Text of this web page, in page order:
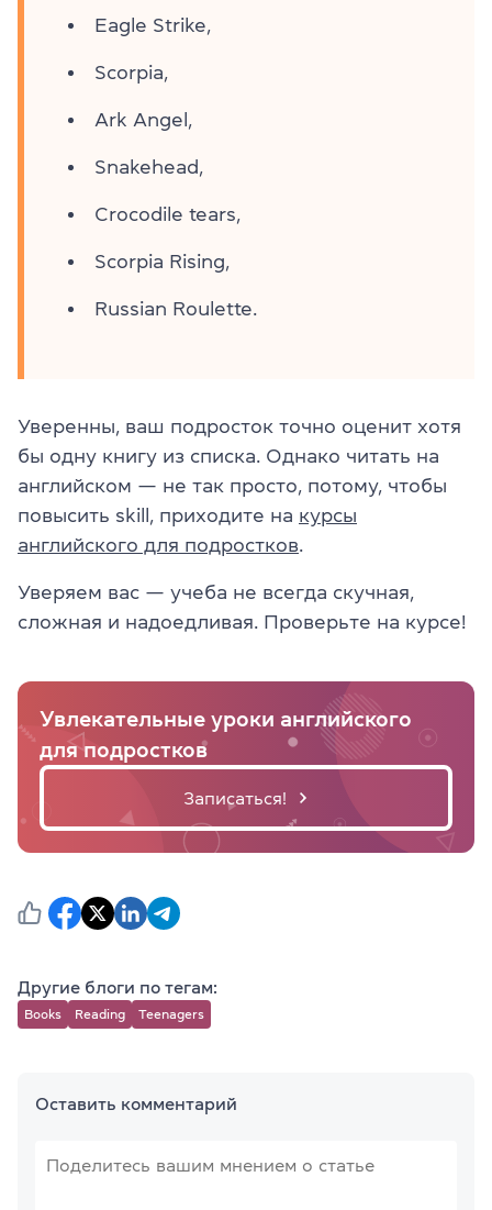
Eagle Strike,
Scorpia,
Ark Angel,
Snakehead,
Crocodile tears,
Scorpia Rising,
Russian Roulette.
Уверенны, ваш подросток точно оценит хотя
бы одну книгу из списка. Однако читать на
английском — не так просто, потому, чтобы
повысить skill, приходите на курсы
английского для подростков
Уверяем вас — учеба не всегда скучная,
сложная и надоедливая. Проверьте на курсе!
Увлекательные уроки английского
для подростков
Записаться!
Другие блоги по тегам:
Books Reading Teenagers
Оставить комментарий